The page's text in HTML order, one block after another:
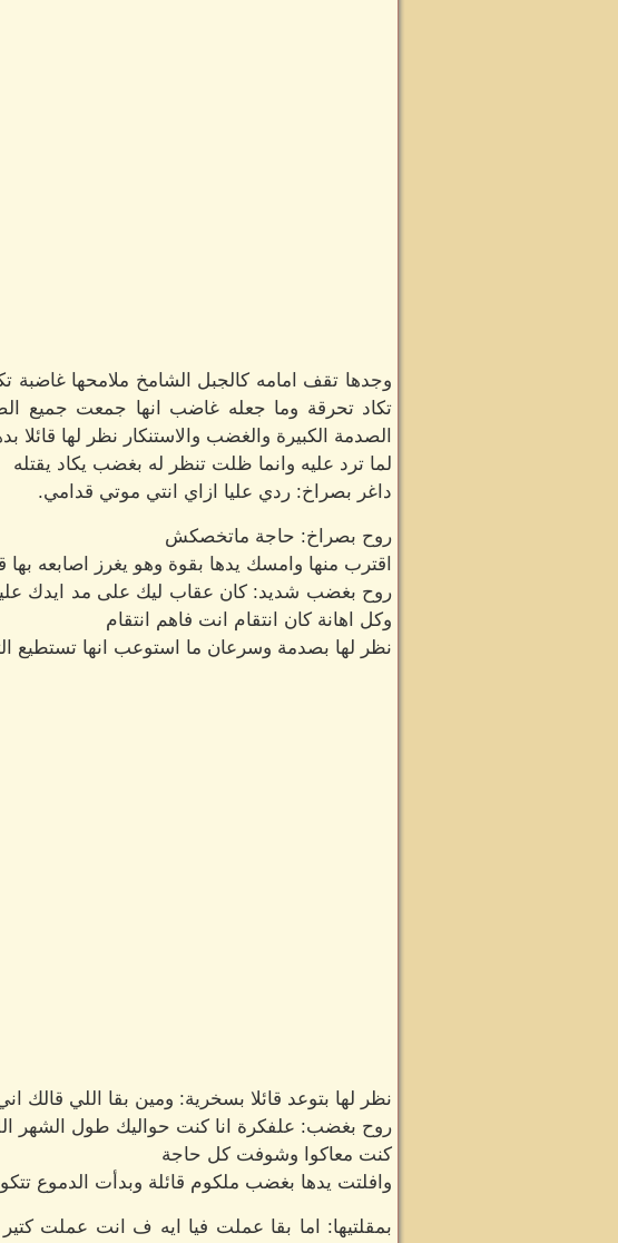
وجدها تقف امامه كالجبل الشامخ ملامحها غاضبة
تكاد تحرقة وما جعله غاضب انها جمعت جميع
الصدمة الكبيرة والغضب والاستنكار نظر لها قائلا
لما ترد عليه وانما ظلت تنظر له بغضب يكاد يقتله
داغر بصراخ: ردي عليا ازاي انتي موتي قدامي.
روح بصراخ: حاجة ماتخصكش
اقترب منها وامسك يدها بقوة وهو يغرز اصابعه
روح بغضب شديد: كان عقاب ليك على مد ايدك
وكل اهانة كان انتقام انت فاهم انتقام
نظر لها بصدمة وسرعان ما استوعب انها تستطيع
نظر لها بتوعد قائلا بسخرية: ومين بقا اللي قالك
روح بغضب: علفكرة انا كنت حواليك طول الشهر
كنت معاكوا وشوفت كل حاجة
وافلتت يدها بغضب ملكوم قائلة وبدأت الدموع
بمقلتيها: اما بقا عملت فيا ايه ف انت عملت